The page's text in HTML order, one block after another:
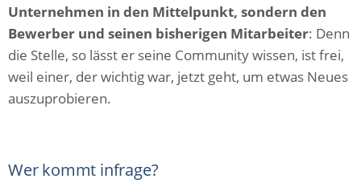
Unternehmen in den Mittelpunkt, sondern den
Bewerber und seinen bisherigen Mitarbeiter: Denn
die Stelle, so lässt er seine Community wissen, ist frei,
weil einer, der wichtig war, jetzt geht, um etwas Neues
auszuprobieren.
Wer kommt infrage?